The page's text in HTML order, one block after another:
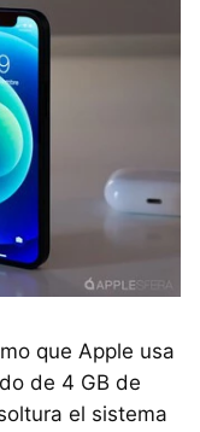
que Apple usa
de 4 GB de
el sistema